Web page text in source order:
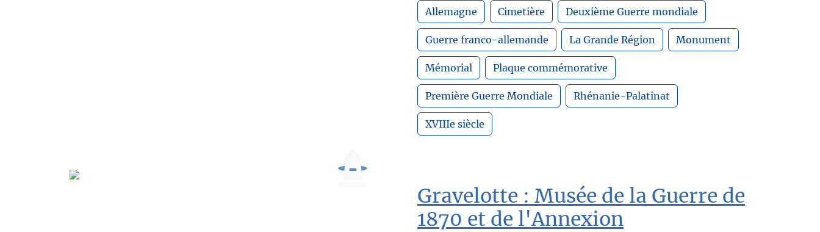
Allemagne Cimetière Deuxième Guerre mondiale
Guerre franco-allemande La Grande Région Monument
Mémorial Plaque commémorative
Première Guerre Mondiale Rhénanie-Palatinat
XVIIIe siècle
Gravelotte : Musée de la Guerre de
1870 et de l'Annexion